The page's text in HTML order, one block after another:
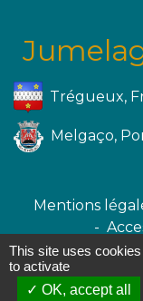
Trégueux,
Melgaço,
Mentions
-
Site créé en
This site uses
to activate
OK, accept all